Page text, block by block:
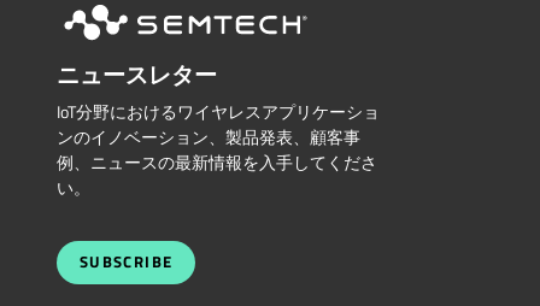
ニュースレター
IoT分野におけるワイヤレスアプリケーショ
ンのイノベーション、製品発表、顧客事
例、ニュースの最新情報を入手してくださ
い。
SUBSCRIBE